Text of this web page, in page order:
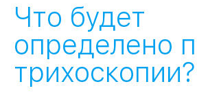
05 Баррикадная
Что будет
определено
трихоскопии?